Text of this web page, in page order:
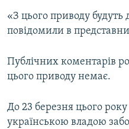
«З цього приводу будуть
повідомили в
Публічних коментарів
цього приводу немає.
До 23 березня цього
українською владою